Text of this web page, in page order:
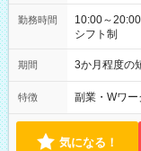
勤務時間
10:00～20:00 実働7.5時間／休憩1.5時間 営業時間に合わせた
シフト制
期間 3か月程度の
特徴 副業・Wワー
気になる！